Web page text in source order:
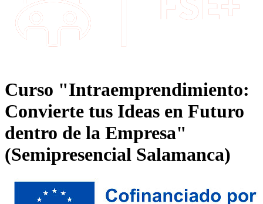
Curso "Intraemprendimiento:
Convierte tus Ideas en Futuro
dentro de la Empresa"
(Semipresencial Salamanca)